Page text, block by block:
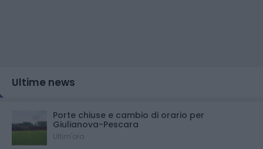
Ultime news
Porte chiuse e cambio di orario per
Giulianova-Pescara
Ultim'ora